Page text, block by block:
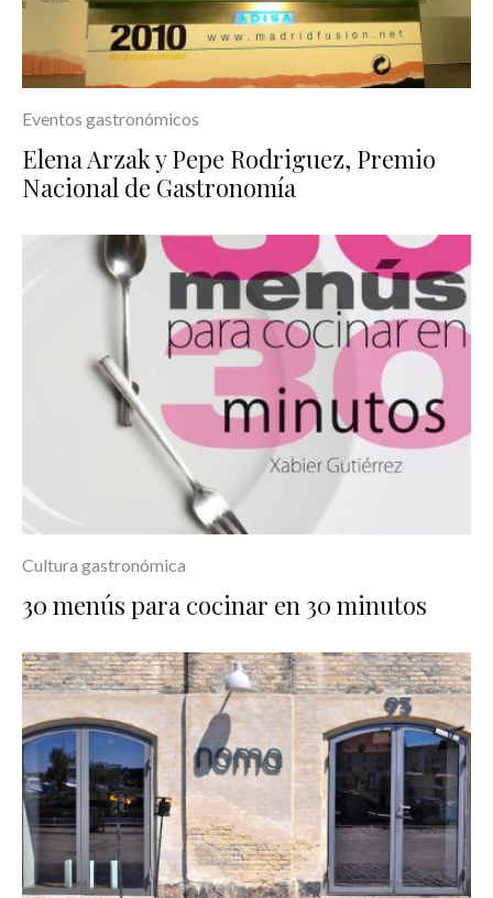
Eventos gastronómicos
Elena Arzak y Pepe Rodriguez, Premio
Nacional de Gastronomía
Cultura gastronómica
30 menús para cocinar en 30 minutos